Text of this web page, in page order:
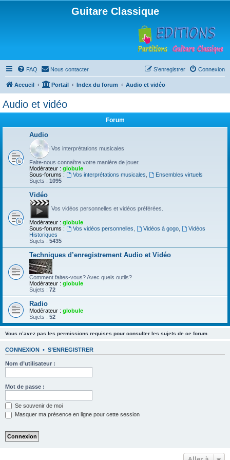
Guitare Classique
FAQ Nous contacter Connexion
S’enregistrer
Accueil Portail Index du forum Audio et vidéo
Audio et vidéo
Forum
Audio
Vos interprétations musicales
Faite-nous connaître votre manière de jouer.
Modérateur : globule
Sous-forums :
Vos interprétations musicales
Ensembles virtuels
Sujets : 1095
Vidéo
Vos vidéos personnelles et vidéos préférées.
Modérateur : globule
Sous-forums :
Vos vidéos personnelles Vidéos à gogo,
Vidéos
Historiques
Sujets : 5435
Techniques d’enregistrement Audio et Vidéo
Comment faites-vous? Avec quels outils?
Modérateur : globule
Sujets : 72
Radio
Modérateur : globule
Sujets : 52
Vous n’avez pas les permissions requises pour consulter les sujets de ce forum.
CONNEXION • S’ENREGISTRER
Nom d’utilisateur :
Mot de passe :
Se souvenir de moi
Masquer ma présence en ligne pour cette session